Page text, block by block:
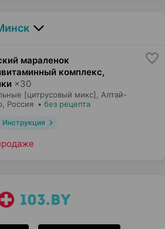
мараленок
комплекс,
×30
[цитрусовый микс], Алтай-
, Россия • без рецепта
Инструкция